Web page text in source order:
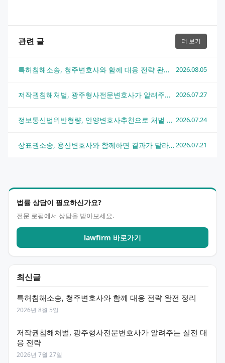
법률 상담이 필요하신가요?
전문 로펌에서 상담을 받아보세요.
lawfirm 바로가기
최신글
특허침해소송, 청주변호사와 함께 대응 전략 완전 정리
2026년 8월 5일
저작권침해처벌, 광주형사전문변호사가 알려주는 실전 대
응 전략
2026년 7월 27일
관련 글 더 보기
특허침해소송, 청주변호사와 함께 대응 전략 완전 정리 2026.08.05
저작권침해처벌, 광주형사전문변호사가 알려주는 실전 대응 전략 2026.07.27
정보통신법위반형량, 안양변호사추천으로 처벌 수위 낮추는 법 2026.07.24
상표권소송, 용산변호사와 함께하면 결과가 달라지는 이유 2026.07.21